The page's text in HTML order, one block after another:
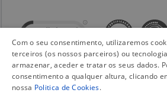
Com o seu consentimento, utilizaremos
terceiros (os nossos parceiros) ou
armazenar, aceder e tratar os seus dados.
consentimento a qualquer altura, clicando
nossa Politica de Cookies.